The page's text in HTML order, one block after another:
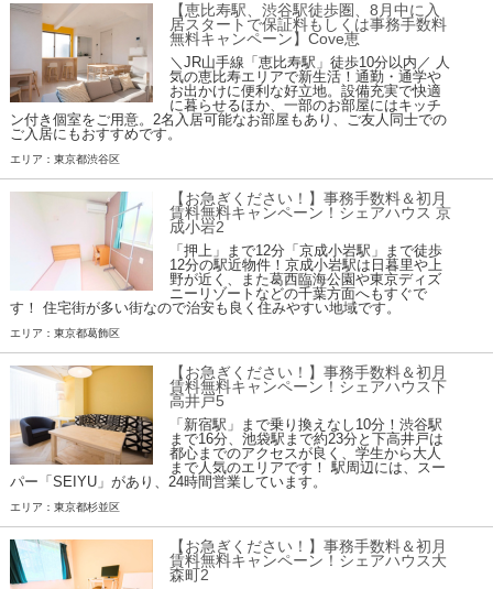
【恵比寿駅、渋谷駅徒歩圏、8月中に入
居スタートで保証料もしくは事務手数料
無料キャンペーン】Cove恵
＼JR山手線「恵比寿駅」徒歩10分以内／ 人
気の恵比寿エリアで新生活！通勤・通学や
お出かけに便利な好立地。設備充実で快適
に暮らせるほか、一部のお部屋にはキッチ
ン付き個室をご用意。2名入居可能なお部屋もあり、ご友人同士での
ご入居にもおすすめです。
エリア：東京都渋谷区
【お急ぎください！】事務手数料＆初月
賃料無料キャンペーン！シェアハウス 京
成小岩2
「押上」まで12分「京成小岩駅」まで徒歩
12分の駅近物件！京成小岩駅は日暮里や上
野が近く、また葛西臨海公園や東京ディズ
ニーリゾートなどの千葉方面へもすぐで
す！ 住宅街が多い街なので治安も良く住みやすい地域です。
エリア：東京都葛飾区
【お急ぎください！】事務手数料＆初月
賃料無料キャンペーン！シェアハウス下
高井戸5
「新宿駅」まで乗り換えなし10分！渋谷駅
まで16分、池袋駅まで約23分と下高井戸は
都心までのアクセスが良く、学生から大人
まで人気のエリアです！ 駅周辺には、スー
パー「SEIYU」があり、24時間営業しています。
エリア：東京都杉並区
【お急ぎください！】事務手数料＆初月
賃料無料キャンペーン！シェアハウス大
森町2